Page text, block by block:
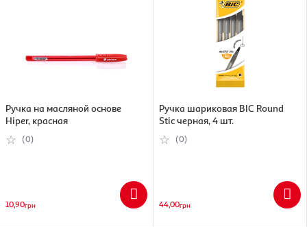
Ручка на масляной основе
Hiper, красная
(0)
10,90грн
Ручка шариковая BIC Round
Stic черная, 4 шт.
(0)
44,00грн